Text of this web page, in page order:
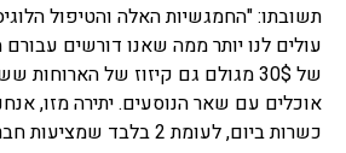
תשובתו: "החמגשיות האלה והטיפול
עולים לנו יותר ממה שאנו דורשים
של 30$ מגולם גם קיזוז של
כשרות ביום, לעומת 2 בלבד